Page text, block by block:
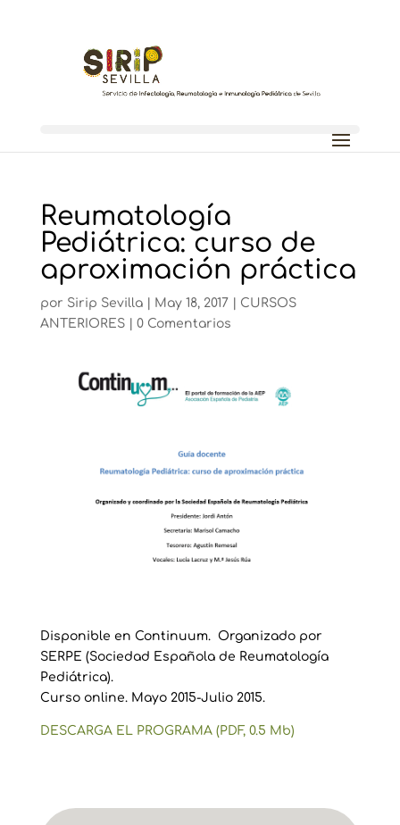
Reumatología
Pediátrica: curso de
aproximación práctica
por Sirip Sevilla| May 18, 2017
CURSOS
ANTERIORES| 0 Comentarios
Disponible en Continuum. Organizado por
SERPE (Sociedad Española de Reumatología
Pediátrica).
Curso online. Mayo 2015-Julio 2015.
DESCARGA EL PROGRAMA (PDF, 0.5 Mb)